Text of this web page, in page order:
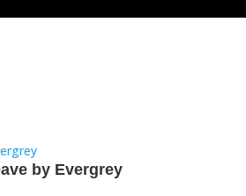
by Evergrey